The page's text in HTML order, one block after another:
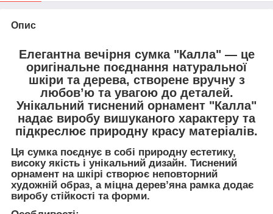
Опис
Елегантна вечірня сумка "Калла"— це
оригінальне поєднання натуральної
шкіри та дерева, створене вручну з
любов’ю та увагою до деталей.
Унікальний тиснений орнамент "Калла"
надає виробу вишуканого характеру та
підкреслює природну красу матеріалів.
Ця сумка поєднує в собі природну естетику,
високу якість і унікальний дизайн. Тиснений
орнамент на шкірі створює неповторний
художній образ, а міцна дерев’яна рамка додає
виробу стійкості та форми.